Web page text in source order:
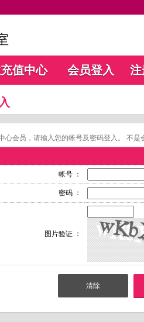
值中心 会员登入 注
心会员，请输入您的帐号及密码登入。 不是
帐号 ：
密码 ：
图片验证 ：